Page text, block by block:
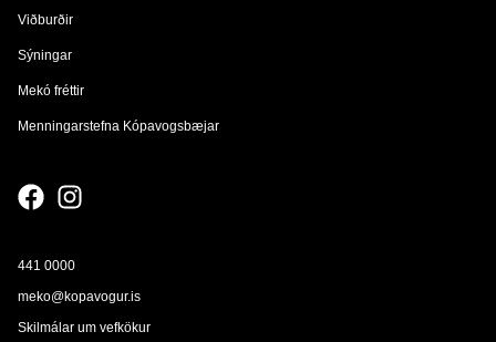
Viðburðir
Sýningar
Mekó fréttir
Menningarstefna Kópavogsbæjar
441 0000
meko@kopavogur.is
Skilmálar um vefkökur